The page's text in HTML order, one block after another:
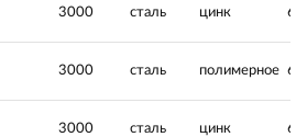
3000 сталь цинк
3000 сталь полимерное
3000 сталь цинк